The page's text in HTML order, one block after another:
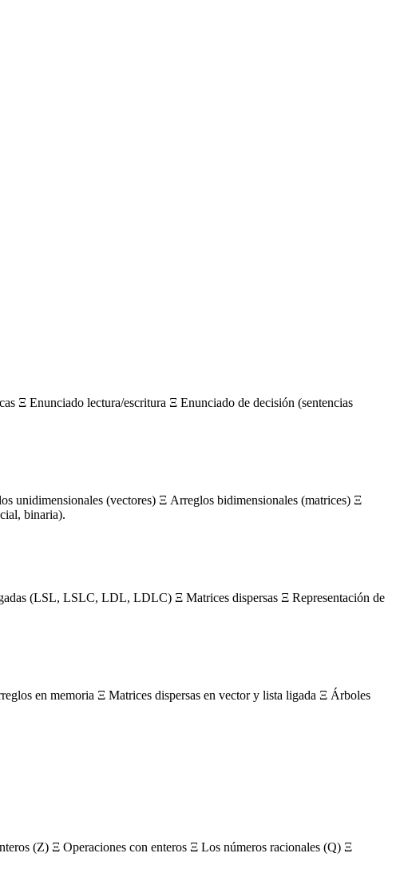
Ξ Enunciado lectura/escritura Ξ Enunciado de decisión (sentencias
unidimensionales (vectores) Ξ Arreglos bidimensionales (matrices) Ξ
binaria).
(LSL, LSLC, LDL, LDLC) Ξ Matrices dispersas Ξ Representación de
en memoria Ξ Matrices dispersas en vector y lista ligada Ξ Árboles
(Z) Ξ Operaciones con enteros Ξ Los números racionales (Q) Ξ